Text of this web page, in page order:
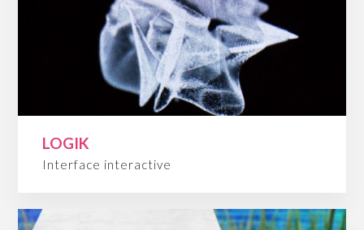
LOGIK
Interface interactive